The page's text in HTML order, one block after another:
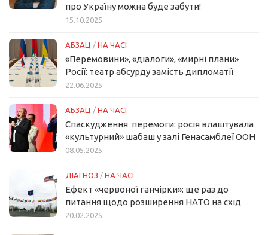
про Україну можна буде забути!
15.10.2025
АБЗАЦ / НА ЧАСІ
«Перемовини», «діалоги», «мирні плани»
Росії: театр абсурду замість дипломатії
22.06.2025
АБЗАЦ / НА ЧАСІ
Спаскудження перемоги: росія влаштувала
«культурний» шабаш у залі Генасамблеї ООН
08.05.2025
ДІАГНОЗ / НА ЧАСІ
Ефект «червоної ганчірки»: ще раз до
питання щодо розширення НАТО на схід
20.02.2025